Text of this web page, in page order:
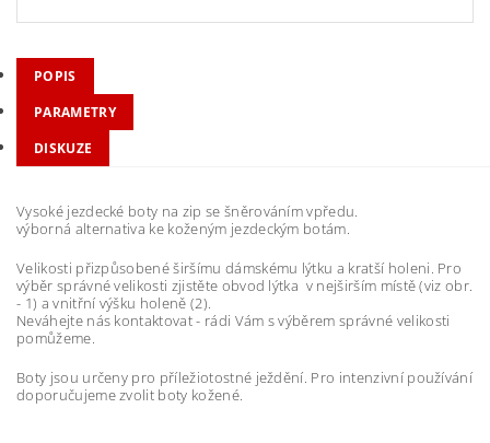
POPIS
PARAMETRY
DISKUZE
Vysoké jezdecké boty na zip se šněrováním vpředu.
výborná alternativa ke koženým jezdeckým botám.
Velikosti přizpůsobené širšímu dámskému lýtku a kratší holeni. Pro
výběr správné velikosti zjistěte obvod lýtka v nejširším místě (viz obr.
- 1) a vnitřní výšku holeně (2).
Neváhejte nás kontaktovat - rádi Vám s výběrem správné velikosti
pomůžeme.
Boty jsou určeny pro příležiotostné ježdění. Pro intenzivní používání
doporučujeme zvolit boty kožené.